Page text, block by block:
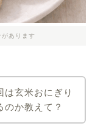
あります
は玄米おにぎり
のか教えて？